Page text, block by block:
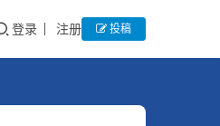
登录 注册 投稿